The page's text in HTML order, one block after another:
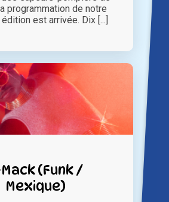
programmation de notre
est arrivée. Dix [...]
(Funk /
Mexique)